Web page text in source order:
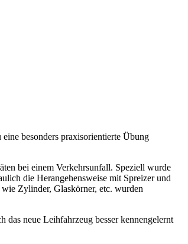
besonders praxisorientierte Übung
bei einem Verkehrsunfall. Speziell wurde
die Herangehensweise mit Spreizer und
Zylinder, Glaskörner, etc. wurden
neue Leihfahrzeug besser kennengelernt